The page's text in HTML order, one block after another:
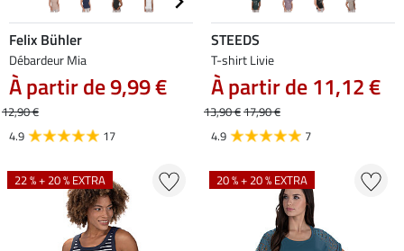
Felix Bühler
Débardeur Mia
À partir de 9,99 €
12,90 €
4.9
17
STEEDS
T-shirt Livie
À partir de 11,12 €
13,90 €17,90 €
4.9
7
22 % + 20 % EXTRA 20 % + 20 % EXTRA